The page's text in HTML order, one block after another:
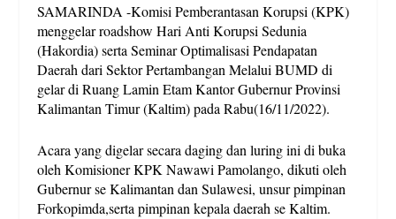
SAMARINDA -Komisi Pemberantasan Korupsi (KPK)
menggelar roadshow Hari Anti Korupsi Sedunia
(Hakordia) serta Seminar Optimalisasi Pendapatan
Daerah dari Sektor Pertambangan Melalui BUMD di
gelar di Ruang Lamin Etam Kantor Gubernur Provinsi
Kalimantan Timur (Kaltim) pada Rabu(16/11/2022).
Acara yang digelar secara daging dan luring ini di buka
oleh Komisioner KPK Nawawi Pamolango, dikuti oleh
Gubernur se Kalimantan dan Sulawesi, unsur pimpinan
Forkopimda,serta pimpinan kepala daerah se Kaltim.